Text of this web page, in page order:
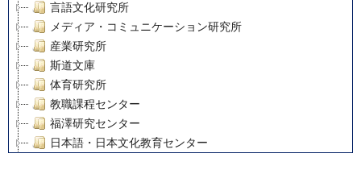
言語文化研究所
メディア・コミュニケーション研究所
産業研究所
斯道文庫
体育研究所
教職課程センター
福澤研究センター
日本語・日本文化教育センター